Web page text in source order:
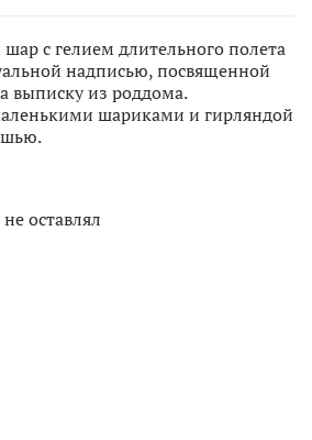
с гелием длительного полета
надписью, посвященной
выписку из роддома.
шариками и гирляндой
оставлял